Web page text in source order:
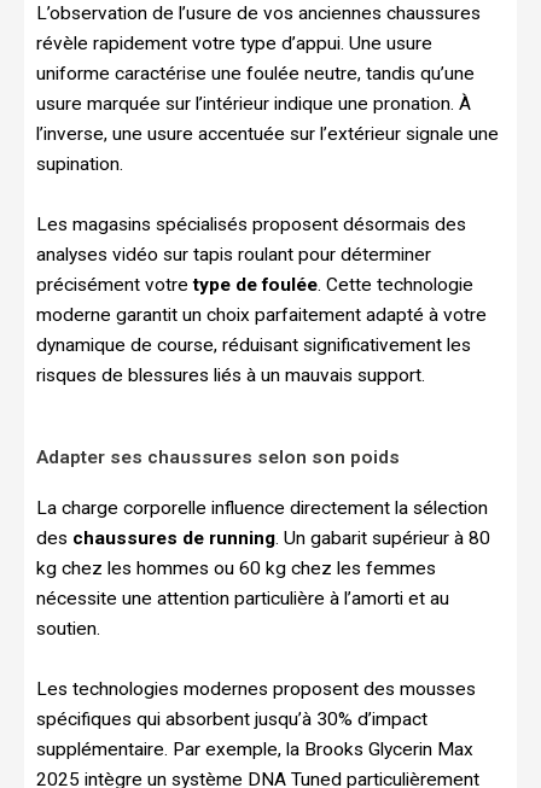
L’observation de l’usure de vos anciennes chaussures
révèle rapidement votre type d’appui. Une usure
uniforme caractérise une foulée neutre, tandis qu’une
usure marquée sur l’intérieur indique une pronation. À
l’inverse, une usure accentuée sur l’extérieur signale une
supination.
Les magasins spécialisés proposent désormais des
analyses vidéo sur tapis roulant pour déterminer
précisément votretype de foulée. Cette technologie
moderne garantit un choix parfaitement adapté à votre
dynamique de course, réduisant significativement les
risques de blessures liés à un mauvais support.
Adapter ses chaussures selon son poids
La charge corporelle influence directement la sélection
des chaussures de running. Un gabarit supérieur à 80
kg chez les hommes ou 60 kg chez les femmes
nécessite une attention particulière à l’amorti et au
soutien.
Les technologies modernes proposent des mousses
spécifiques qui absorbent jusqu’à 30% d’impact
supplémentaire. Par exemple, la Brooks Glycerin Max
2025 intègre un système DNA Tuned particulièrement